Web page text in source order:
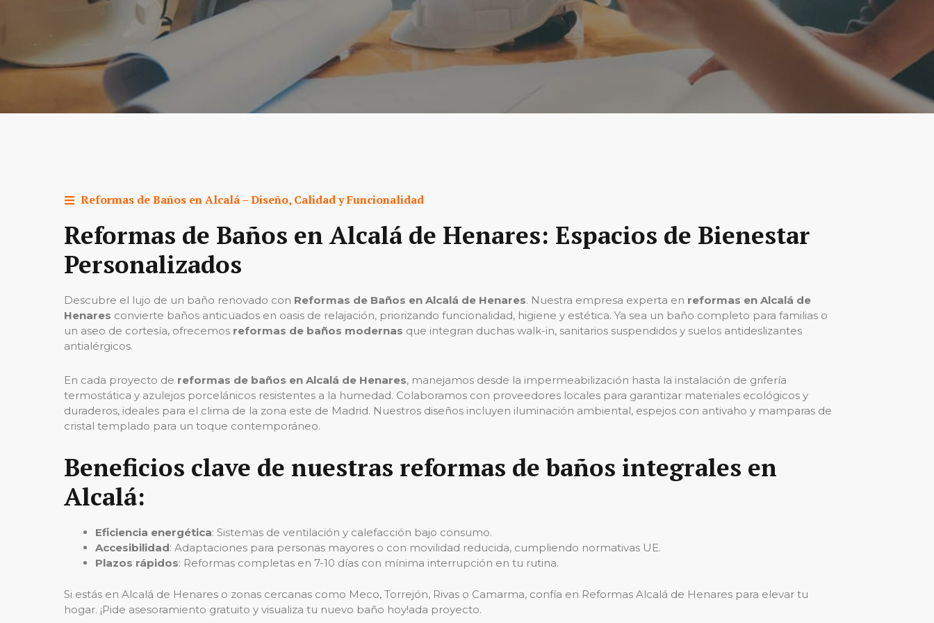
Reformas de Baños enAlcalá– Diseño, Calidad y Funcionalidad
Reformas de Baños en Alcalá de Henares: Espacios de Bienestar
Personalizados
Descubre el lujo de un baño renovado con Reformas de Baños en Alcalá de Henares. Nuestra empresa experta en reformas en Alcalá de
Henares convierte baños anticuados en oasis de relajación, priorizando funcionalidad, higiene y estética. Ya sea un baño completo para familias o
un aseo de cortesía, ofrecemos reformas de baños modernas que integran duchas walk-in, sanitarios suspendidos y suelos antideslizantes
antialérgicos.
En cada proyecto de reformas de baños en Alcalá de Henares, manejamos desde la impermeabilización hasta la instalación de grifería
termostática y azulejos porcelánicos resistentes a la humedad. Colaboramos con proveedores locales para garantizar materiales ecológicos y
duraderos, ideales para el clima de la zona este de Madrid. Nuestros diseños incluyen iluminación ambiental, espejos con antivaho y mamparas de
cristal templado para un toque contemporáneo.
Beneficios clave de nuestras reformas de baños integrales en
Alcalá:
Eficiencia energética: Sistemas de ventilación y calefacción bajo consumo.
Accesibilidad: Adaptaciones para personas mayores o con movilidad reducida, cumpliendo normativas UE.
Plazos rápidos: Reformas completas en 7-10 días con mínima interrupción en tu rutina.
Si estás en Alcalá de Henares o zonas cercanas como Meco, Torrejón, Rivas o Camarma, confía en Reformas Alcalá de Henares para elevar tu
hogar. ¡Pide asesoramiento gratuito y visualiza tu nuevo baño hoy!ada proyecto.